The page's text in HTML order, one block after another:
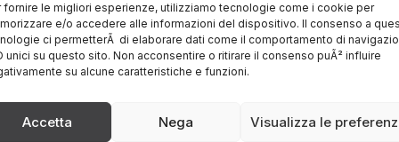
fornire le migliori esperienze, utilizziamo tecnologie come i cookie per
e/o accedere alle informazioni del dispositivo. Il consenso a
ci permetterÃ di elaborare dati come il comportamento di
unici su questo sito. Non acconsentire o ritirare il consenso puÃ² influire
su alcune caratteristiche e funzioni.
Accetta Nega Visualizza le